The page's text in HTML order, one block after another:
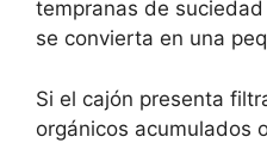
tempranas de
se convierta en una
Si el cajón presenta
orgánicos acumulados